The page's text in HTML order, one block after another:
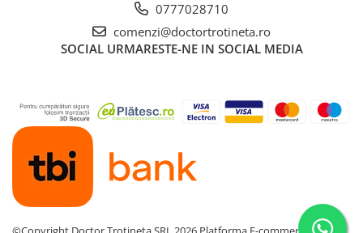
0777028710
comenzi@doctortrotineta.ro
SOCIAL URMARESTE-NE IN SOCIAL MEDIA